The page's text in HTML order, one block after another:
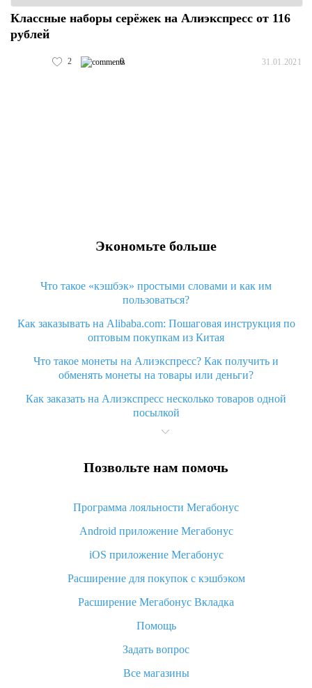
Классные наборы серёжек на Алиэкспресс от 116
рублей
2 0 31.01.2021
Экономьте больше
Что такое «кэшбэк» простыми словами и как им
пользоваться?
Как заказывать на Alibaba.com: Пошаговая инструкция по
оптовым покупкам из Китая
Что такое монеты на Алиэкспресс? Как получить и
обменять монеты на товары или деньги?
Как заказать на Алиэкспресс несколько товаров одной
посылкой
Что значит статус «Заказ закрыт» на Алиэкспресс и что
Что делать, если Алиэкспресс просит ввести паспортные
Как узнать, куда пришла посылка с Алиэкспресс
Вы отменили заказ на Алиэкспресс, когда вернут деньги?
Что такое баллы на Алиэкспресс, как их получить и
«AliExpress Standard Shipping»: что это за метод доставки и
как его отслеживать
Как покупать оптом на Алиэкспресс
Что делать, если не пришел товар с Алиэкспресс
Позвольте нам помочь
Программа лояльности Мегабонус
Android приложение Мегабонус
iOS приложение Мегабонус
Расширение для покупок с кэшбэком
Расширение Мегабонус Вкладка
Помощь
Задать вопрос
Все магазины